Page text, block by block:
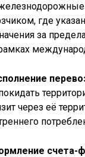
где
за
через её
счета-